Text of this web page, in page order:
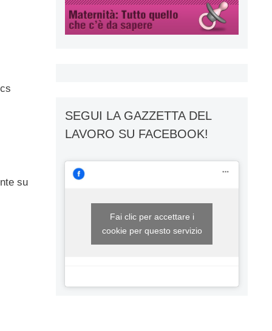
su
SEGUI LA GAZZETTA DEL
LAVORO SU FACEBOOK!
Fai clic per accettare i
cookie per questo servizio